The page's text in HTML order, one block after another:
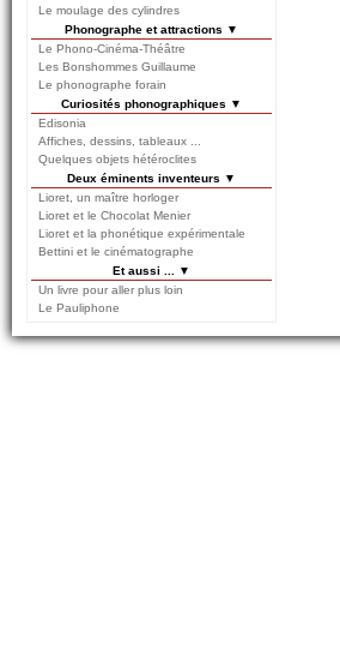
Le moulage des cylindres
Phonographe et attractions ▼
Le Phono-Cinéma-Théâtre
Les Bonshommes Guillaume
Le phonographe forain
Curiosités phonographiques ▼
Edisonia
Affiches, dessins, tableaux ...
Quelques objets hétéroclites
Deux éminents inventeurs ▼
Lioret, un maître horloger
Lioret et le Chocolat Menier
Lioret et la phonétique expérimentale
Bettini et le cinématographe
Et aussi ... ▼
Un livre pour aller plus loin
Le Pauliphone